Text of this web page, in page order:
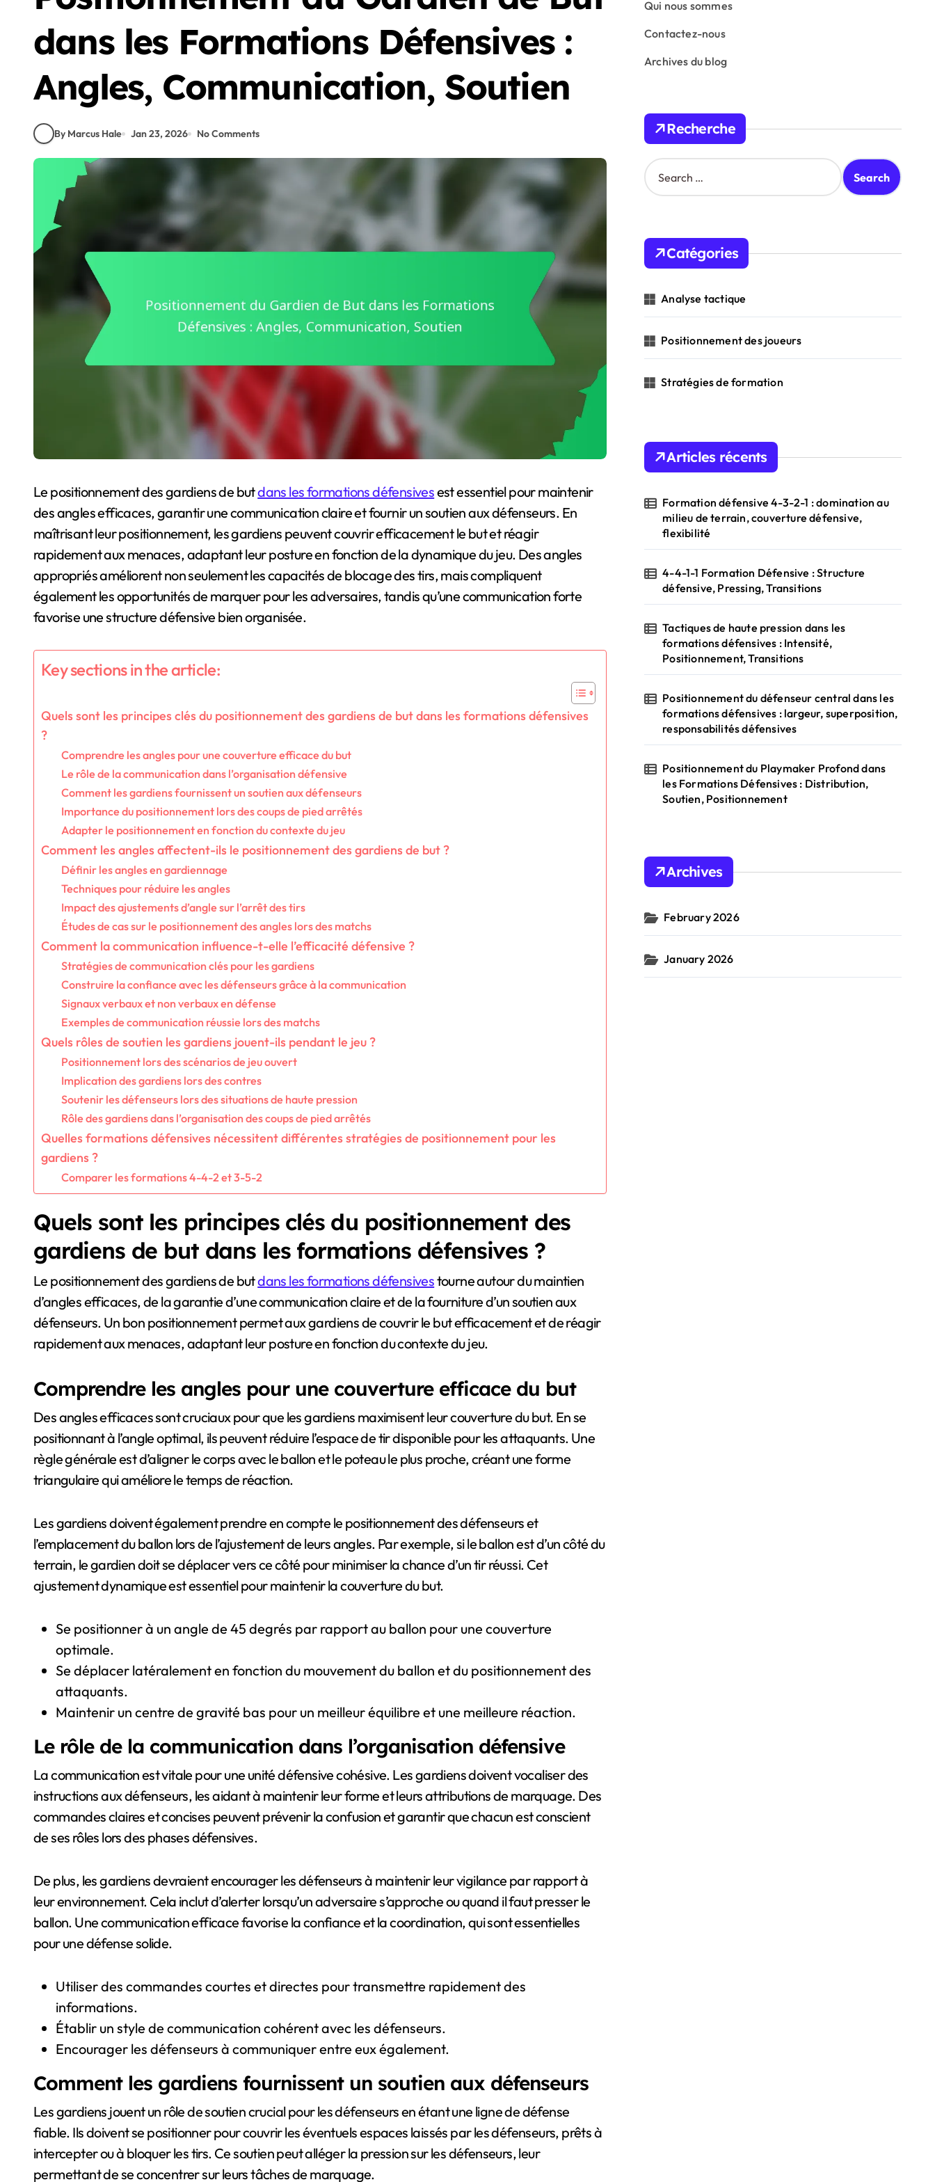
dans les Formations Défensives :
Angles, Communication, Soutien
By Marcus Hale Jan 23, 2026 No Comments
Le positionnement des gardiens de butdans les formations défensivesest essentiel pour maintenir
des angles efficaces, garantir une communication claire et fournir un soutien aux défenseurs. En
maîtrisant leur positionnement, les gardiens peuvent couvrir efficacement le but et réagir
rapidement aux menaces, adaptant leur posture en fonction de la dynamique du jeu. Des angles
appropriés améliorent non seulement les capacités de blocage des tirs, mais compliquent
également les opportunités de marquer pour les adversaires, tandis qu’une communication forte
favorise une structure défensive bien organisée.
Key sections in the article:
Quels sont les principes clés du positionnement des gardiens de but dans les formations défensives
?
Comprendre les angles pour une couverture efficace du but
Le rôle de la communication dans l’organisation défensive
Comment les gardiens fournissent un soutien aux défenseurs
Importance du positionnement lors des coups de pied arrêtés
Adapter le positionnement en fonction du contexte du jeu
Comment les angles affectent-ils le positionnement des gardiens de but ?
Définir les angles en gardiennage
Techniques pour réduire les angles
Impact des ajustements d’angle sur l’arrêt des tirs
Études de cas sur le positionnement des angles lors des matchs
Comment la communication influence-t-elle l’efficacité défensive ?
Stratégies de communication clés pour les gardiens
Construire la confiance avec les défenseurs grâce à la communication
Signaux verbaux et non verbaux en défense
Exemples de communication réussie lors des matchs
Quels rôles de soutien les gardiens jouent-ils pendant le jeu ?
Positionnement lors des scénarios de jeu ouvert
Implication des gardiens lors des contres
Soutenir les défenseurs lors des situations de haute pression
Rôle des gardiens dans l’organisation des coups de pied arrêtés
Quelles formations défensives nécessitent différentes stratégies de positionnement pour les
gardiens ?
Comparer les formations 4-4-2 et 3-5-2
Quels sont les principes clés du positionnement des
gardiens de but dans les formations défensives ?
Le positionnement des gardiens de butdans les formations défensivestourne autour du maintien
d’angles efficaces, de la garantie d’une communication claire et de la fourniture d’un soutien aux
défenseurs. Un bon positionnement permet aux gardiens de couvrir le but efficacement et de réagir
rapidement aux menaces, adaptant leur posture en fonction du contexte du jeu.
Comprendre les angles pour une couverture efficace du but
Des angles efficaces sont cruciaux pour que les gardiens maximisent leur couverture du but. En se
positionnant à l’angle optimal, ils peuvent réduire l’espace de tir disponible pour les attaquants. Une
règle générale est d’aligner le corps avec le ballon et le poteau le plus proche, créant une forme
triangulaire qui améliore le temps de réaction.
Les gardiens doivent également prendre en compte le positionnement des défenseurs et
l’emplacement du ballon lors de l’ajustement de leurs angles. Par exemple, si le ballon est d’un côté du
terrain, le gardien doit se déplacer vers ce côté pour minimiser la chance d’un tir réussi. Cet
ajustement dynamique est essentiel pour maintenir la couverture du but.
Se positionner à un angle de 45 degrés par rapport au ballon pour une couverture
optimale.
Se déplacer latéralement en fonction du mouvement du ballon et du positionnement des
attaquants.
Maintenir un centre de gravité bas pour un meilleur équilibre et une meilleure réaction.
Le rôle de la communication dans l’organisation défensive
La communication est vitale pour une unité défensive cohésive. Les gardiens doivent vocaliser des
instructions aux défenseurs, les aidant à maintenir leur forme et leurs attributions de marquage. Des
commandes claires et concises peuvent prévenir la confusion et garantir que chacun est conscient
de ses rôles lors des phases défensives.
De plus, les gardiens devraient encourager les défenseurs à maintenir leur vigilance par rapport à
leur environnement. Cela inclut d’alerter lorsqu’un adversaire s’approche ou quand il faut presser le
ballon. Une communication efficace favorise la confiance et la coordination, qui sont essentielles
pour une défense solide.
Utiliser des commandes courtes et directes pour transmettre rapidement des
informations.
Établir un style de communication cohérent avec les défenseurs.
Encourager les défenseurs à communiquer entre eux également.
Comment les gardiens fournissent un soutien aux défenseurs
Les gardiens jouent un rôle de soutien crucial pour les défenseurs en étant une ligne de défense
fiable. Ils doivent se positionner pour couvrir les éventuels espaces laissés par les défenseurs, prêts à
intercepter ou à bloquer les tirs. Ce soutien peut alléger la pression sur les défenseurs, leur
permettant de se concentrer sur leurs tâches de marquage.
Qui nous sommes
Contactez-nous
Archives du blog
Recherche
S
e
h
o
:
Catégories
Analyse tactique
Positionnement des joueurs
Stratégies de formation
Articles récents
Formation défensive 4-3-2-1 : domination au
milieu de terrain, couverture défensive,
flexibilité
4-4-1-1 Formation Défensive : Structure
défensive, Pressing, Transitions
Tactiques de haute pression dans les
formations défensives : Intensité,
Positionnement, Transitions
Positionnement du défenseur central dans les
formations défensives : largeur, superposition,
responsabilités défensives
Positionnement du Playmaker Profond dans
les Formations Défensives : Distribution,
Soutien, Positionnement
Archives
February 2026
January 2026